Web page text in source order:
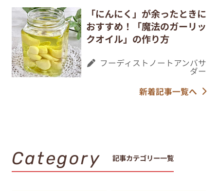
「にんにく」が余ったときに
おすすめ！「魔法のガーリッ
クオイル」の作り方
フーディストノートアンバサ
ダー
新着記事一覧へ
Category 記事カテゴリー一覧